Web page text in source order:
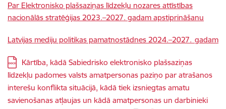
Par Elektronisko plašsaziņas līdzekļu nozares attīstības
nacionālās stratēģijas 2023.–2027. gadam apstiprināšanu
Latvijas mediju politikas pamatnostādnes 2024.–2027. gadam
Lejupielādēt:
Kārtība, kādā Sabiedrisko elektronisko plašsaziņas
līdzekļu padomes valsts amatpersonas paziņo par atrašanos
interešu konflikta situācijā, kādā tiek izsniegtas amatu
savienošanas atļaujas un kādā amatpersonas un darbinieki